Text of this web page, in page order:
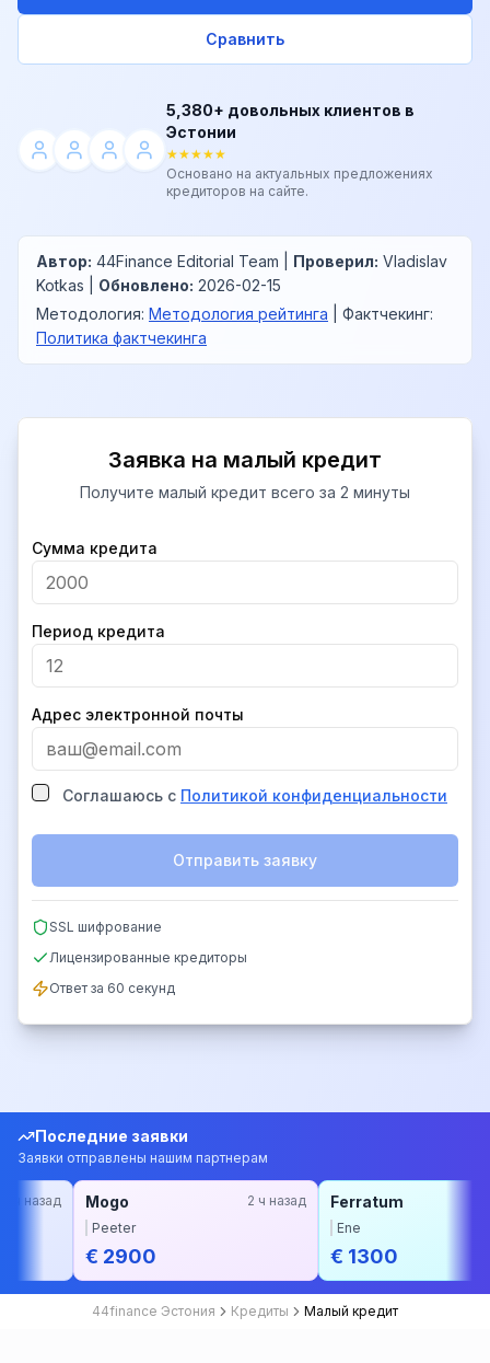
Сравнить
5,380+ довольных клиентов в
Эстонии
★★★★★
Основано на актуальных предложениях
кредиторов на сайте.
Автор: 44Finance Editorial Team Проверил: Vladislav
Kotkas
Обновлено: 2026-02-15
Методология: Методология рейтинга Фактчекинг:
Политика фактчекинга
Заявка на малый кредит
Получите малый кредит всего за 2 минуты
Company
Сумма кредита
Период кредита
Адрес электронной почты
Соглашаюсь с Политикой конфиденциальности
Отправить заявку
SSL шифрование
Лицензированные кредиторы
Ответ за 60 секунд
Последние заявки
Заявки отправлены нашим партнерам
Mogo
€ 2900
Ferratum
€ 1300
44finance Эстония Кредиты Малый кредит